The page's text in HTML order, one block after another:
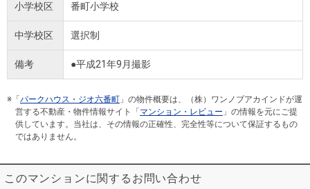
小学校区 番町小学校
中学校区 選択制
備考 ●平成21年9月撮影
※「 パークハウス・ジオ六番町 」の物件概要は、（株）ワンノブアカインドが運
営する不動産・物件情報サイト「 マンション・レビュー 」の情報を元にご提
供しています。当社は、その情報の正確性、完全性等について保証するもの
ではありません。
このマンションに関するお問い合わせ